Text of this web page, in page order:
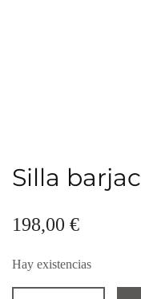
Silla barjac
198,00€
Hay existencias